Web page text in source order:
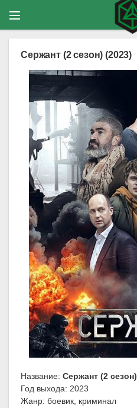
Сержант (2 сезон) (2023)
Название: Сержант (2 сезон)
Год выхода: 2023
Жанр: боевик, криминал